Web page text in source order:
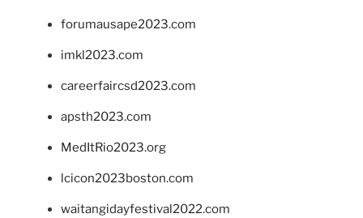
forumausape2023.com
imkl2023.com
careerfaircsd2023.com
apsth2023.com
MedItRio2023.org
lcicon2023boston.com
waitangidayfestival2022.com